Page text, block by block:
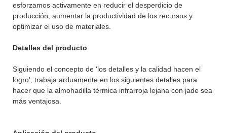
esforzamos activamente en reducir el desperdicio de
producción, aumentar la productividad de los recursos y
optimizar el uso de materiales.
Detalles del producto
Siguiendo el concepto de 'los detalles y la calidad hacen el
logro', trabaja arduamente en los siguientes detalles para
hacer que la almohadilla térmica infrarroja lejana con jade sea
más ventajosa.